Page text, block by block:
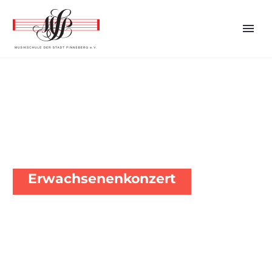
Erwachsenenkonzert